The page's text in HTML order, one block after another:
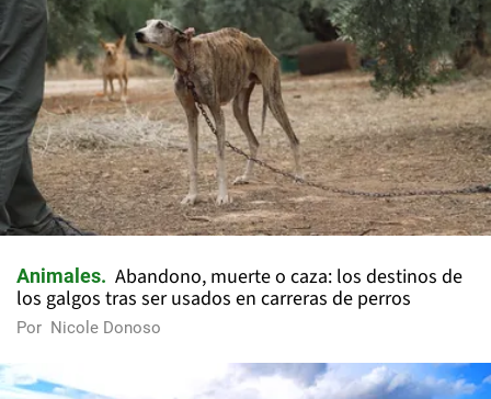
Animales
Abandono, muerte o caza: los destinos de
los galgos tras ser usados en carreras de perros
Por Nicole Donoso